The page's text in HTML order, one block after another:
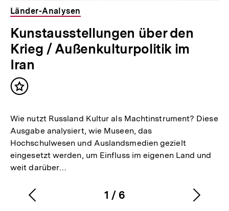
Länder-Analysen
Kunstausstellungen über den
Krieg / Außenkulturpolitik im
Iran
Inhalt
Wie nutzt Russland Kultur als Machtinstrument? Diese
Ausgabe analysiert, wie Museen, das
Hochschulwesen und Auslandsmedien gezielt
eingesetzt werden, um Einfluss im eigenen Land und
weit darüber…
Karussellinhalt
1
von
/ 6
Vorherigen